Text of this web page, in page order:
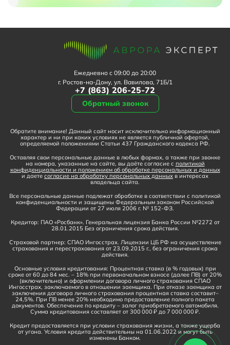
Ежедневно с 09:00 до 20:00
г. Ростов-на-Дону, ул. Вавилова, 71Б/1
+7 (863) 206-25-72
Обратный звонок
Обратите внимание! Данный сайт носит исключительно информационный
характер и ни при каких условиях не является публичной офертой,
определяемой положениями Статьи 437 Гражданского кодекса РФ.
Оставляя свои персональные данные в любых формах, а также при звонке
на номера, указанные на сайте, вы даёте согласие с политикой
конфиденциальности и положением об обработке персональных и данных
и даете согласие на обработку персональных данных в интересах
владельца сайта.
Все персональные данные подлежат обработке в соответствии с политикой
конфиденциальности и защищены Федеральным законом Российской
Федерации от 27 июля 2006 г. № 152-ФЗ.
Кредитор: ПАО «Росбанк». Генеральная лицензия Банка России №2272 от
28.01.2015 Без ограничения срока действия.
Страховой партнер: СПАО Ингосстрах. Лицензии ЦБ РФ на осуществление
страхования и перестрахования от 23.09.2015 г., без ограничения срока
действия.
Основные условия кредитования: Процентная ставка (в % годовых) при
сроке от 60 до 84 мес. – 18% при первоначальном взносе (далее ПВ) от 20%
(включительно) и оформлении договора личного страхования СПАО
Ингосстрах, заключаемого в отношении заемщика. При отказе заемщика от
заключения договора личного страхования процентная ставка составит–
24,5%. При ПВ менее 20% необходимо предоставление полного пакета
документов. Обеспечение по кредиту – залог приобретаемого автомобиля.
Сумма кредитования составляет от 300 000 ₽ до 7 000 000 ₽.
Кредит предоставляется при условии страхования жизни, а также ущерба
от угона. Условия кредита действительны на 01.06.2022 и могут быть
изменены Банком.